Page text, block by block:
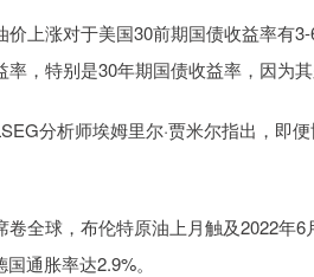
上涨对于美国30前期国债收益率有
，特别是30年期国债收益率，因为其
分析师埃姆里尔·贾米尔指出，即
卷全球，布伦特原油上月触及2022
通胀率达2.9%。